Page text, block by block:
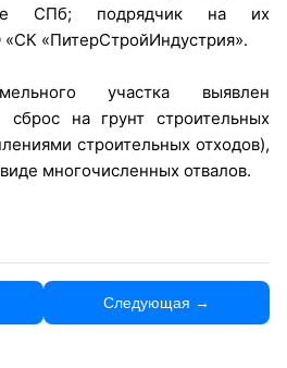
СПб; подрядчик на их
«ПитерСтройИндустрия».
участка выявлен
сброс на грунт строительных
строительных отходов),
многочисленных отвалов.
Следующая →